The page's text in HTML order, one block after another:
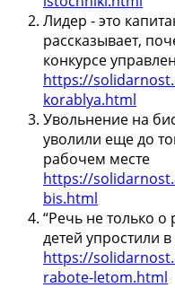
Лидер - это
рассказывает,
конкурсе
https://
korablya.html
Увольнение на
уволили еще до
рабочем месте
https://
bis.html
“Речь не только
детей упростили
https://
rabote-letom.html